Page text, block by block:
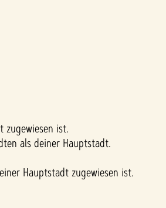
zugewiesen ist.
als deiner Hauptstadt.
Hauptstadt zugewiesen ist.